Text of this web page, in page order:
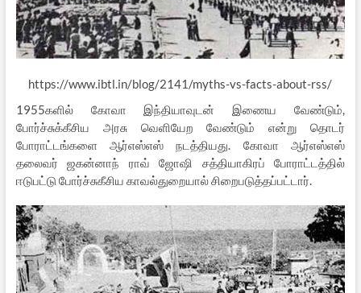
https://www.ibtl.in/blog/2141/myths-vs-facts-about-rss/
1955களில் கோவா இந்தியாவுடன் இணைய வேண்டும்,
போர்ச்சுக்கீசிய அரசு வெளியேற வேண்டும் என்று தொடர்
போராட்டங்களை ஆர்எஸ்எஸ் நடத்தியது. கோவா ஆர்எஸ்எஸ்
தலைவர் ஜகன்னாந் ராவ் ஜோஷி சத்தியாகிரப் போராட்டத்தில்
ஈடுபட்டு போர்ச்சுகீசிய காவல்துறையால் சிறைபடுத்தப்பட்டார்.